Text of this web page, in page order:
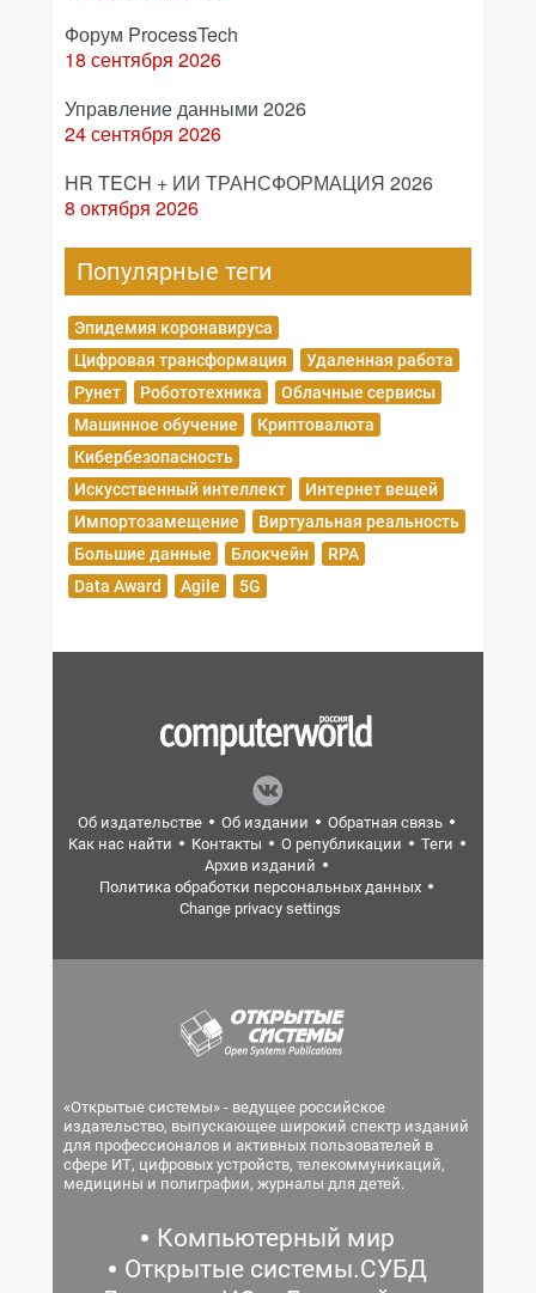
Форум ProcessTech
18 сентября 2026
Управление данными 2026
24 сентября 2026
HR TECH + ИИ ТРАНСФОРМАЦИЯ 2026
8 октября 2026
Популярные теги
Эпидемия коронавируса
Цифровая трансформация
Удаленная работа
Рунет
Робототехника
Облачные сервисы
Машинное обучение
Криптовалюта
Кибербезопасность
Искусственный интеллект
Интернет вещей
Импортозамещение
Виртуальная реальность
Большие данные
Блокчейн
RPA
Data Award
Agile 5G
Об издательстве Об издании
Обратная связь
Как нас найти
Контакты О републикации
Теги
Архив изданий
Политика обработки персональных данных
Change privacy settings
«Открытые системы» - ведущее российское
издательство, выпускающее широкий спектр изданий
для профессионалов и активных пользователей в
сфере ИТ, цифровых устройств, телекоммуникаций,
медицины и полиграфии, журналы для детей.
Компьютерный мир
Открытые системы.СУБД